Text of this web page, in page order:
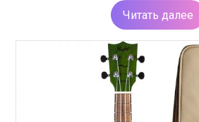
Читать далее